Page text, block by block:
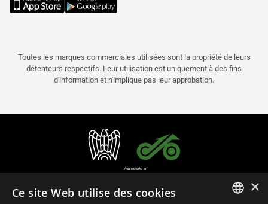
Toutes les marques commerciales utilisées sont la propriété de leurs
détenteurs respectifs. Leur utilisation est uniquement à des fins
d'information et n'implique pas leur approbation.
×
Ce site Web utilise des cookies